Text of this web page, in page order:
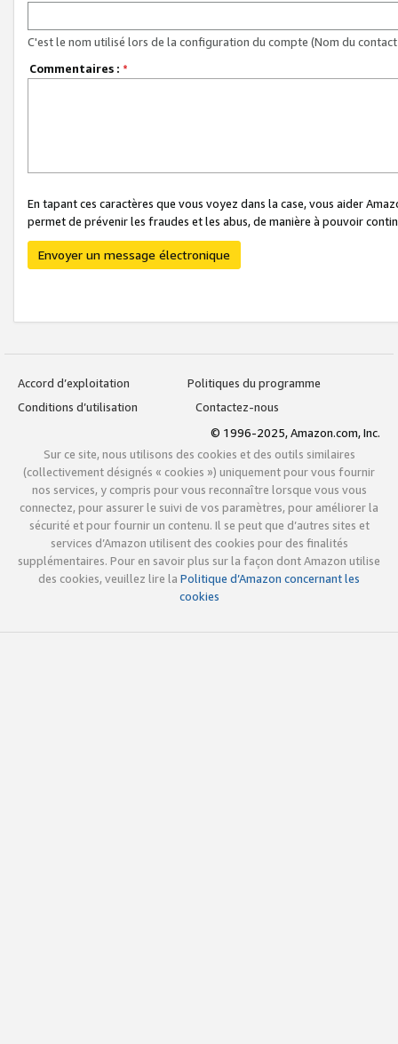
C'est le nom utilisé lors de la configuration du compte (Nom du
Commentaires : *
En tapant ces caractères que vous voyez dans la case, vous aider
permet de prévenir les fraudes et les abus, de manière à pouvoir
Envoyer un message électronique
Accord d’exploitation
Politiques du programme
Conditions d’utilisation
Contactez-nous
© 1996-2025, Amazon.com, Inc.
Sur ce site, nous utilisons des cookies et des outils similaires
(collectivement désignés « cookies ») uniquement pour vous fournir
nos services, y compris pour vous reconnaître lorsque vous vous
connectez, pour assurer le suivi de vos paramètres, pour améliorer la
sécurité et pour fournir un contenu. Il se peut que d’autres sites et
services d’Amazon utilisent des cookies pour des finalités
supplémentaires. Pour en savoir plus sur la façon dont Amazon utilise
des cookies, veuillez lire la Politique d’Amazon concernant les
cookies